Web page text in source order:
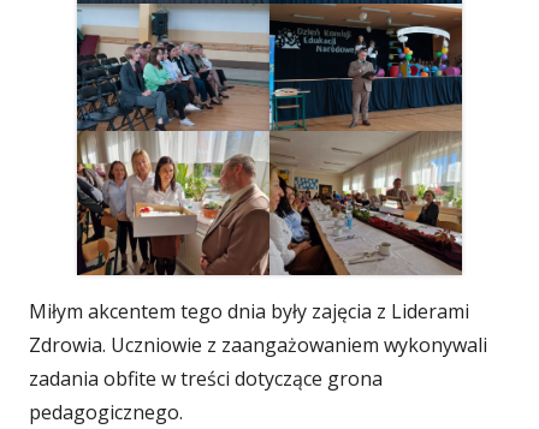
Miłym akcentem tego dnia były zajęcia z Liderami
Zdrowia. Uczniowie z zaangażowaniem wykonywali
zadania obfite w treści dotyczące grona
pedagogicznego.